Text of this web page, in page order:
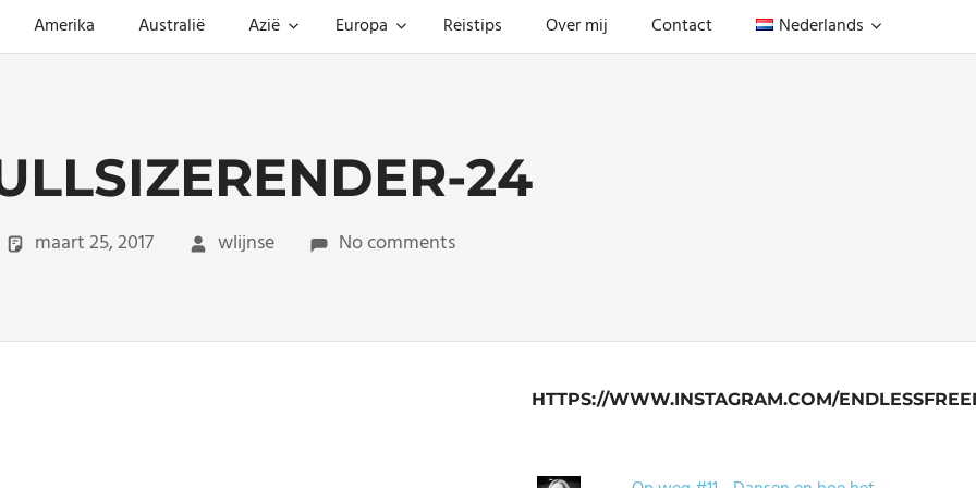
Amerika Australië Azië Europa Reistips Over mij Contact Nederlands
24
maart 25, 2017 wlijnse No comments
HTTPS://WWW.INSTAGRAM.COM/